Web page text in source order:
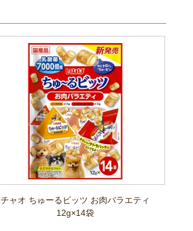
チャオ ちゅーるビッツ お肉バラエティ
12g×14袋